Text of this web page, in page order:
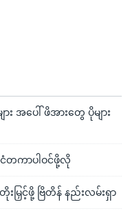
း အပေါ် ဖိအားတွေ ပိုများ
တကာပါဝင်ဖို့လို
မြှင့်ဖို့ ဗြိတိန် နည်းလမ်းရှာ